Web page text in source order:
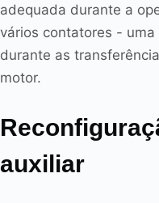
adequada durante a
vários contatores - uma
durante as
motor.
auxiliar